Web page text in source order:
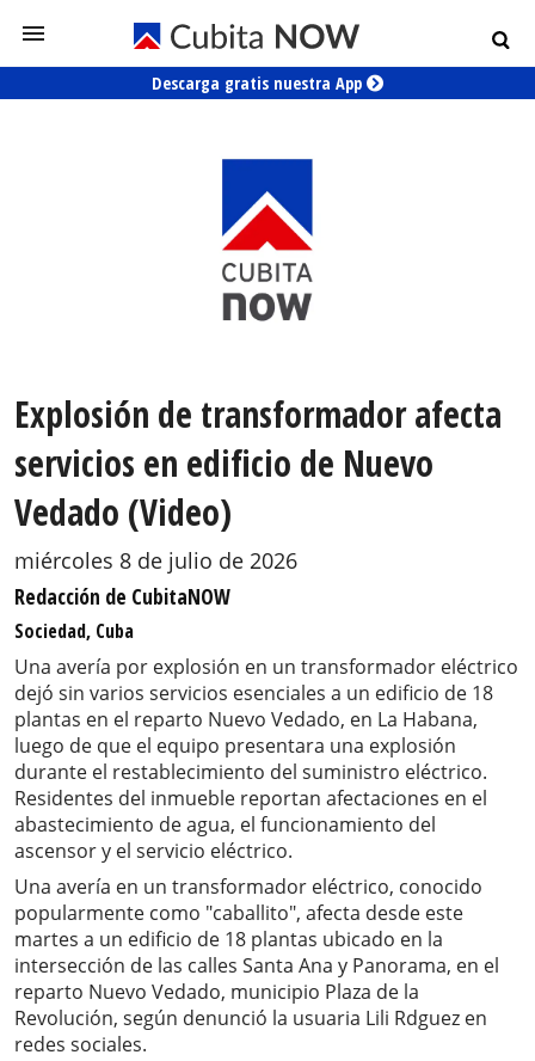
Descarga gratis nuestra App
Explosión de transformador afecta
servicios en edificio de Nuevo
Vedado (Video)
miércoles 8 de julio de 2026
Redacción de CubitaNOW
Sociedad, Cuba
Una avería por explosión en un transformador eléctrico
dejó sin varios servicios esenciales a un edificio de 18
plantas en el reparto Nuevo Vedado, en La Habana,
luego de que el equipo presentara una explosión
durante el restablecimiento del suministro eléctrico.
Residentes del inmueble reportan afectaciones en el
abastecimiento de agua, el funcionamiento del
ascensor y el servicio eléctrico.
Una avería en un transformador eléctrico, conocido
popularmente como "caballito", afecta desde este
martes a un edificio de 18 plantas ubicado en la
intersección de las calles Santa Ana y Panorama, en el
reparto Nuevo Vedado, municipio Plaza de la
Revolución, según denunció la usuaria Lili Rdguez en
redes sociales.